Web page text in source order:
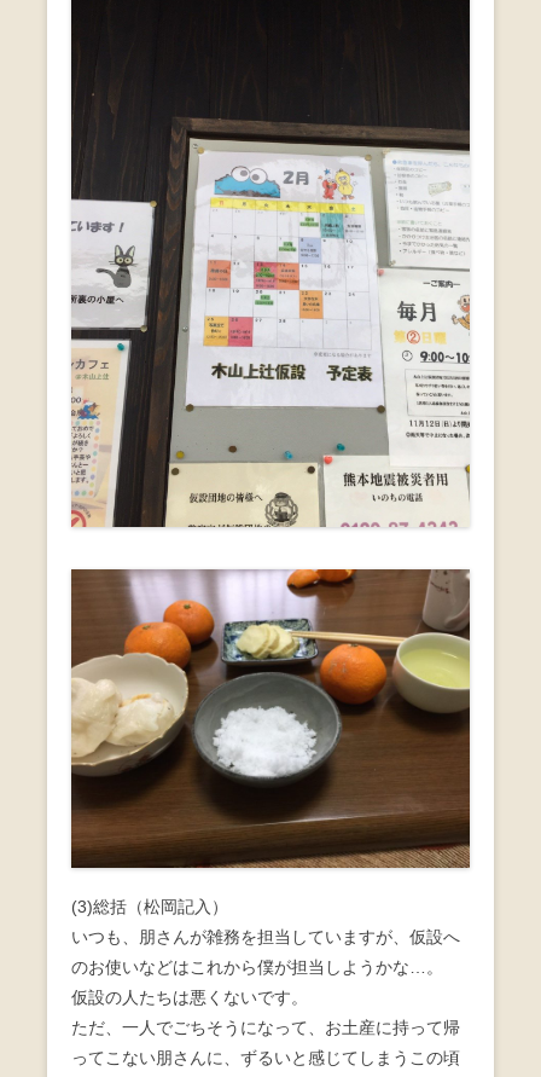
(3)総括（松岡記入）
いつも、朋さんが雑務を担当していますが、仮設へ
のお使いなどはこれから僕が担当しようかな…。
仮設の人たちは悪くないです。
ただ、一人でごちそうになって、お土産に持って帰
ってこない朋さんに、ずるいと感じてしまうこの頃